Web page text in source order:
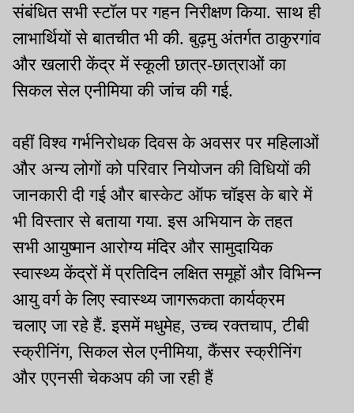
संबंधित सभी स्टॉल पर गहन निरीक्षण किया. साथ ही
लाभार्थियों से बातचीत भी की. बुढ़मु अंतर्गत ठाकुरगांव
और खलारी केंद्र में स्कूली छात्र-छात्राओं का
सिकल सेल एनीमिया की जांच की गई.
वहीं विश्व गर्भनिरोधक दिवस के अवसर पर महिलाओं
और अन्य लोगों को परिवार नियोजन की विधियों की
जानकारी दी गई और बास्केट ऑफ चॉइस के बारे में
भी विस्तार से बताया गया. इस अभियान के तहत
सभी आयुष्मान आरोग्य मंदिर और सामुदायिक
स्वास्थ्य केंद्रों में प्रतिदिन लक्षित समूहों और विभिन्न
आयु वर्ग के लिए स्वास्थ्य जागरूकता कार्यक्रम
चलाए जा रहे हैं. इसमें मधुमेह, उच्च रक्तचाप, टीबी
स्क्रीनिंग, सिकल सेल एनीमिया, कैंसर स्क्रीनिंग
और एएनसी चेकअप की जा रही हैं